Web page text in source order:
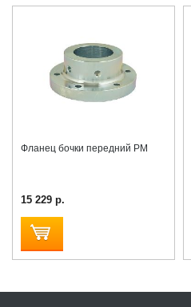
Фланец бочки передний PM
15 229 р.